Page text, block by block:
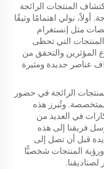
المنتجات الرائجة
أولاً، نولي اهتمامًا وثيقًا
مثل إنستغرام
التي تحظى
المؤثرين والتحقق من
عناصر جديدة ومثيرة
الرائجة في حضور
وتُبرز هذه
في العديد من
فريقنا إلى هذه
قبل أن تصل إلى
المنتجات شخصيًّا